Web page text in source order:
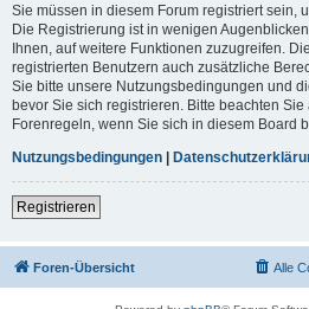
Sie müssen in diesem Forum registriert sein,
Die Registrierung ist in wenigen
Ihnen, auf weitere Funktionen zuzugreifen.
registrierten Benutzern auch zusätzliche
Sie bitte unsere Nutzungsbedingungen und
bevor Sie sich registrieren. Bitte beachten
Forenregeln, wenn Sie sich in diesem Board
Nutzungsbedingungen |
Registrieren
Foren-Übersicht Alle